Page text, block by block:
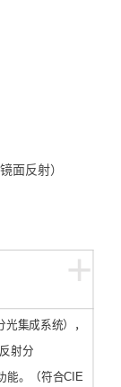
面反射）
+
集成系统），
射分
能。（符合CIE